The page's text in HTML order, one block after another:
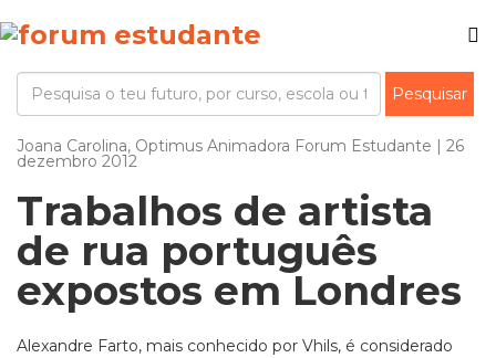
Joana Carolina, Optimus Animadora Forum Estudante | 26
dezembro 2012
Trabalhos de artista
de rua português
expostos em Londres
Alexandre Farto, mais conhecido por Vhils, é considerado